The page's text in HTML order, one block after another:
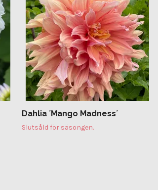
Dahlia ´Mango Madness´
Slutsåld för säsongen.